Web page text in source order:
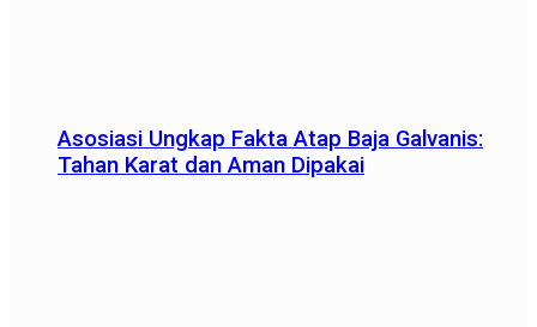
Asosiasi Ungkap Fakta Atap Baja Galvanis:
Tahan Karat dan Aman Dipakai